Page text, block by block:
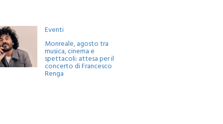
Eventi
Monreale, agosto tra
musica, cinema e
spettacoli: attesa per il
concerto di Francesco
Renga